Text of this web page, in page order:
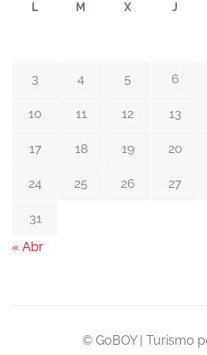
L M X J
3 4 5 6
10 11 12 13
17 18 19 20
24 25 26 27
31
« Abr
© GoBOY | Turismo